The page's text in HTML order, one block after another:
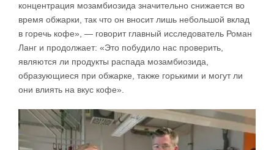
концентрация мозамбиозида значительно снижается во
время обжарки, так что он вносит лишь небольшой вклад
в горечь кофе», — говорит главный исследователь Роман
Ланг и продолжает: «Это побудило нас проверить,
являются ли продукты распада мозамбиозида,
образующиеся при обжарке, также горькими и могут ли
они влиять на вкус кофе».